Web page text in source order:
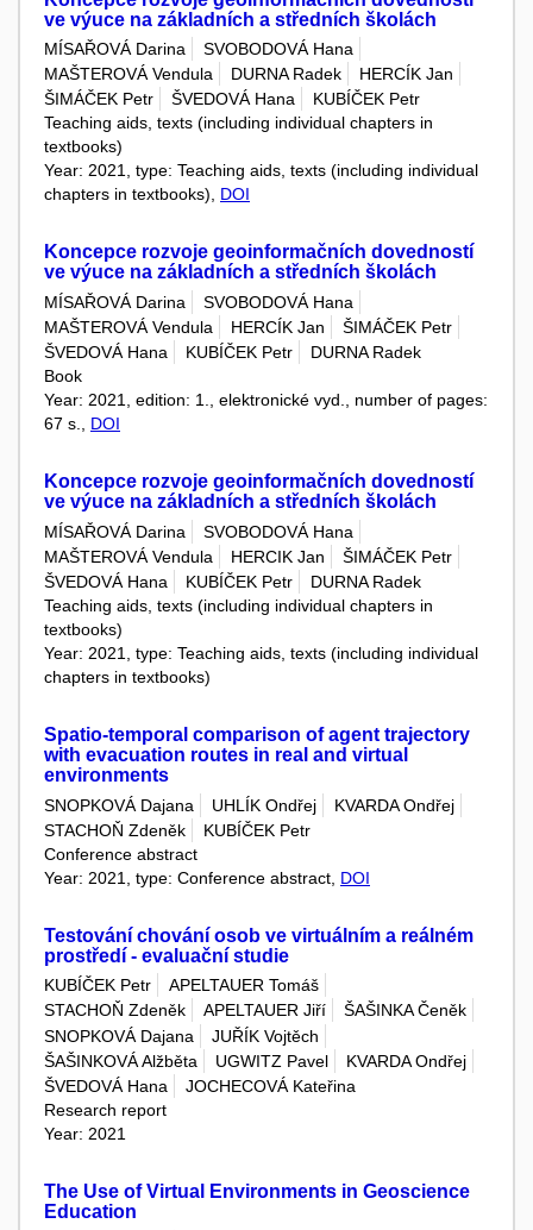
ve výuce na základních a středních školách
MÍSAŘOVÁ Darina
SVOBODOVÁ Hana
MAŠTEROVÁ Vendula
DURNA Radek
HERCÍK Jan
ŠIMÁČEK Petr
ŠVEDOVÁ Hana
KUBÍČEK Petr
Teaching aids, texts (including individual chapters in
textbooks)
Year: 2021, type: Teaching aids, texts (including individual
chapters in textbooks), DOI
Koncepce rozvoje geoinformačních dovedností
ve výuce na základních a středních školách
MÍSAŘOVÁ Darina
SVOBODOVÁ Hana
MAŠTEROVÁ Vendula
HERCÍK Jan
ŠIMÁČEK Petr
ŠVEDOVÁ Hana
KUBÍČEK Petr
DURNA Radek
Book
Year: 2021, edition: 1., elektronické vyd., number of pages:
67 s., DOI
Koncepce rozvoje geoinformačních dovedností
ve výuce na základních a středních školách
MÍSAŘOVÁ Darina
SVOBODOVÁ Hana
MAŠTEROVÁ Vendula
HERCIK Jan
ŠIMÁČEK Petr
ŠVEDOVÁ Hana
KUBÍČEK Petr
DURNA Radek
Teaching aids, texts (including individual chapters in
textbooks)
Year: 2021, type: Teaching aids, texts (including individual
chapters in textbooks)
Spatio-temporal comparison of agent trajectory
with evacuation routes in real and virtual
environments
SNOPKOVÁ Dajana UHLÍK Ondřej
KVARDA Ondřej
STACHOŇ Zdeněk
KUBÍČEK Petr
Conference abstract
Year: 2021, type: Conference abstract, DOI
Testování chování osob ve virtuálním a reálném
prostředí - evaluační studie
KUBÍČEK Petr
APELTAUER Tomáš
STACHOŇ Zdeněk
APELTAUER Jiří
ŠAŠINKA Čeněk
SNOPKOVÁ Dajana
JUŘÍK Vojtěch
ŠAŠINKOVÁ Alžběta
UGWITZ Pavel
KVARDA Ondřej
ŠVEDOVÁ Hana
JOCHECOVÁ Kateřina
Research report
Year: 2021
The Use of Virtual Environments in Geoscience
Education